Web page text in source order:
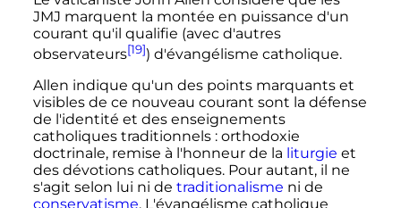
JMJ marquent la montée en puissance d'un
courant qu'il qualifie (avec d'autres
observateurs[19]) d'évangélisme catholique.
Allen indique qu'un des points marquants et
visibles de ce nouveau courant sont la défense
de l'identité et des enseignements
catholiques traditionnels : orthodoxie
doctrinale, remise à l'honneur de la liturgie et
des dévotions catholiques. Pour autant, il ne
s'agit selon lui ni de traditionalisme ni de
conservatisme. L'évangélisme catholique